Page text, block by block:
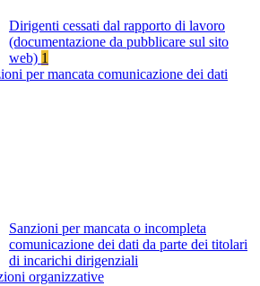
Dirigenti cessati dal rapporto di lavoro
(documentazione da pubblicare sul sito
web) 1
per mancata comunicazione dei dati
Sanzioni per mancata o incompleta
comunicazione dei dati da parte dei titolari
di incarichi dirigenziali
organizzative